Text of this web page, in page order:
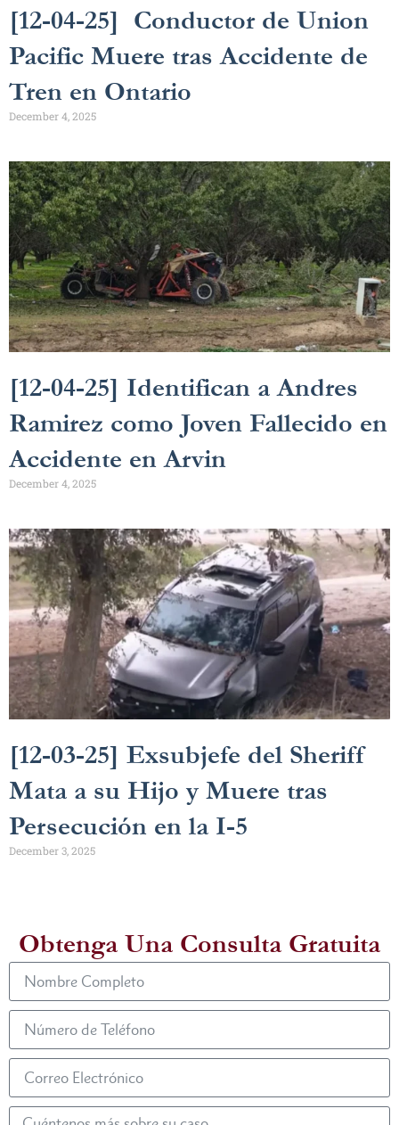
[12-04-25] Conductor de Union
Pacific Muere tras Accidente de
Tren en Ontario
December 4, 2025
[12-04-25] Identifican a Andres
Ramirez como Joven Fallecido en
Accidente en Arvin
December 4, 2025
[12-03-25] Exsubjefe del Sheriff
Mata a su Hijo y Muere tras
Persecución en la I-5
December 3, 2025
Obtenga Una Consulta Gratuita